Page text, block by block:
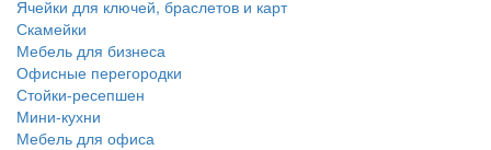
Ячейки для ключей, браслетов и карт
Скамейки
Мебель для бизнеса
Офисные перегородки
Стойки-ресепшен
Мини-кухни
Мебель для офиса